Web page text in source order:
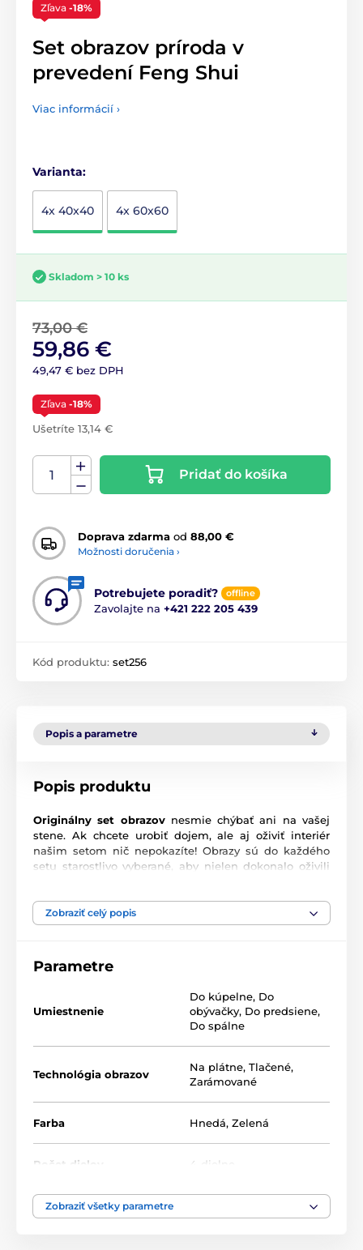
Zľava -18%
Set obrazov príroda v
prevedení Feng Shui
Viac informácií ›
Varianta:
4x 40x40 4x 60x60
Skladom > 10 ks
73,00 €
59,86 €
49,47 € bez DPH
Zľava -18%
Ušetríte 13,14 €
Pridať do košíka
Doprava zdarma od 88,00 €
Možnosti doručenia ›
Potrebujete poradiť? offline
Zavolajte na +421 222 205 439
Kód produktu: set256
Popis a parametre
Popis produktu
Originálny set obrazov nesmie chýbať ani na vašej
stene. Ak chcete urobiť dojem, ale aj oživiť interiér
našim setom nič nepokazíte! Obrazy sú do každého
setu starostlivo vyberané, aby nielen dokonalo oživili
na vás, tak neváhajte a vytvorte si aj vy zo steny
galériu plnú jedinečných motívov.
Zobraziť celý popis
Parametre
Umiestnenie
Do kúpelne, Do
obývačky, Do predsiene,
Do spálne
Technológia obrazov
Na plátne, Tlačené,
Zarámované
Farba Hnedá, Zelená
Počet dielov 4-dielne
Zobraziť všetky parametre